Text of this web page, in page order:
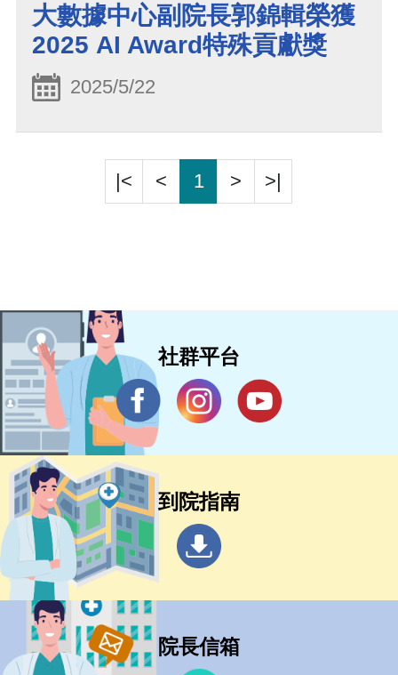
大數據中心副院長郭錦輯榮獲
2025 AI Award特殊貢獻獎
2025/5/22
|< < 1 > >|
社群平台
到院指南
院長信箱